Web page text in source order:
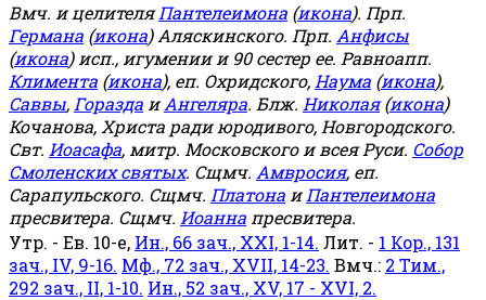
Вмч. и целителяПантелеимона (икона). Прп.
Германа (икона) Аляскинского. Прп. Анфисы
(икона) исп., игумении и 90 сестер ее. Равноапп.
Климента (икона), еп. Охридского, Наума (икона),
Саввы, Горазда иАнгеляра. Блж. Николая(икона)
Кочанова, Христа ради юродивого, Новгородского.
Свт. Иоасафа, митр. Московского и всея Руси. Собор
Смоленских святых. Сщмч. Амвросия, еп.
Сарапульского. Сщмч. Платона иПантелеимона
пресвитера. Сщмч. Иоанна пресвитера.
Утр. - Ев. 10-е, Ин., 66 зач., XXI, 1-14. Лит. - 1 Кор., 131
зач., IV, 9-16. Мф., 72 зач., XVII, 14-23. Вмч.: 2 Тим.,
292 зач., II, 1-10. Ин., 52 зач., XV, 17 - XVI, 2.